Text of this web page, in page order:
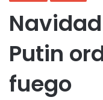
Putin
fuego